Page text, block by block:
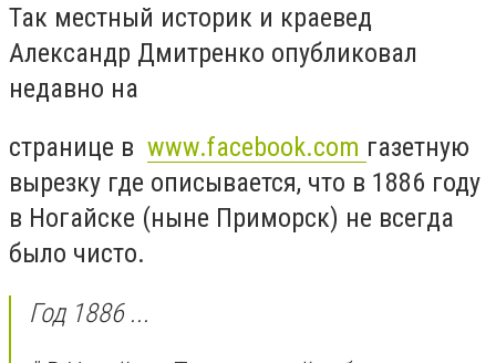
Так местный историк и краевед
Александр Дмитренко опубликовал
недавно на
странице в www.facebook.com газетную
вырезку где описывается, что в 1886 году
в Ногайске (ныне Приморск) не всегда
было чисто.
Год 1886 ...